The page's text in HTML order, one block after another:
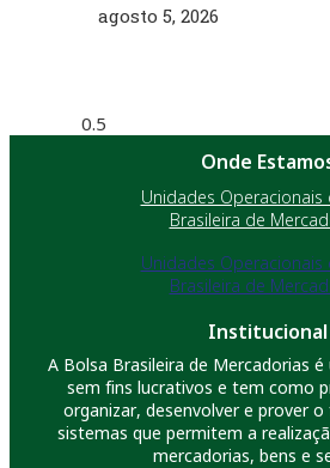
agosto 5, 2026
Onde
Unidades Operacionais
Brasileira de
Unidades Operacionais
Brasileira de
Institucional
A Bolsa Brasileira de Mercadorias
sem fins lucrativos e tem como
organizar, desenvolver e prover
sistemas que permitem a
mercadorias, bens e